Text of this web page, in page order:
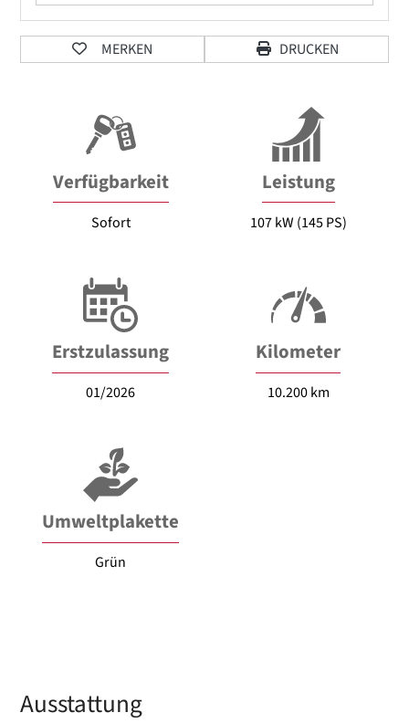
MERKEN DRUCKEN
Verfügbarkeit
Sofort
Leistung
107 kW (145 PS)
Erstzulassung
01/2026
Kilometer
10.200 km
Umweltplakette
Grün
Ausstattung